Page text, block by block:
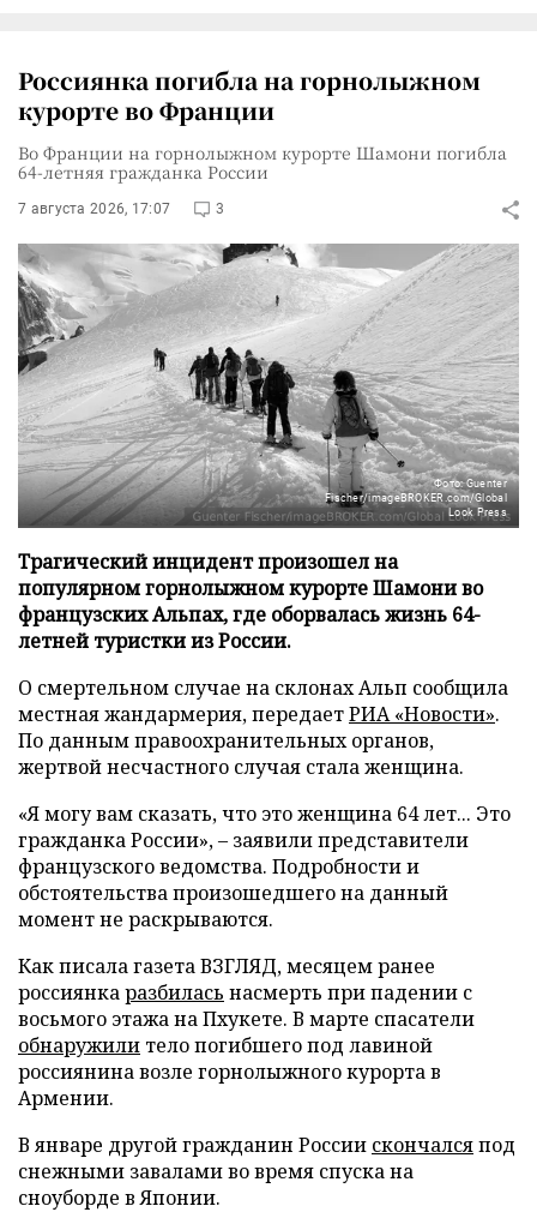
Россиянка погибла на горнолыжном
курорте во Франции
Во Франции на горнолыжном курорте Шамони погибла
64-летняя гражданка России
7 августа 2026, 17:07 3
Фото: Guenter
Fischer/imageBROKER.com/Global
Look Press
Трагический инцидент произошел на
популярном горнолыжном курорте Шамони во
французских Альпах, где оборвалась жизнь 64-
летней туристки из России.
О смертельном случае на склонах Альп сообщила
местная жандармерия, передаетРИА «Новости».
По данным правоохранительных органов,
жертвой несчастного случая стала женщина.
«Я могу вам сказать, что это женщина 64 лет... Это
гражданка России», – заявили представители
французского ведомства. Подробности и
обстоятельства произошедшего на данный
момент не раскрываются.
Как писала газета ВЗГЛЯД, месяцем ранее
россиянкаразбилась насмерть при падении с
восьмого этажа на Пхукете. В марте спасатели
обнаружили тело погибшего под лавиной
россиянина возле горнолыжного курорта в
Армении.
В январе другой гражданин России скончалсяпод
снежными завалами во время спуска на
сноуборде в Японии.